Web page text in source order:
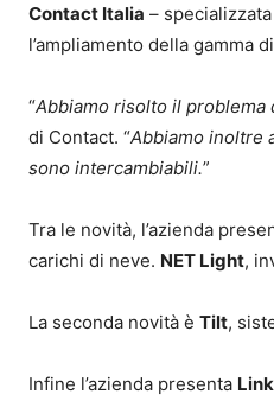
Contact Italia –
l’ampliamento della gamma di
“Abbiamo risolto il
di Contact. “Abbiamo inoltre
sono intercambiabili.”
Tra le novità, l’azienda
carichi di neve. NET Light,
La seconda novità è Tilt,
Infine l’azienda presenta Link